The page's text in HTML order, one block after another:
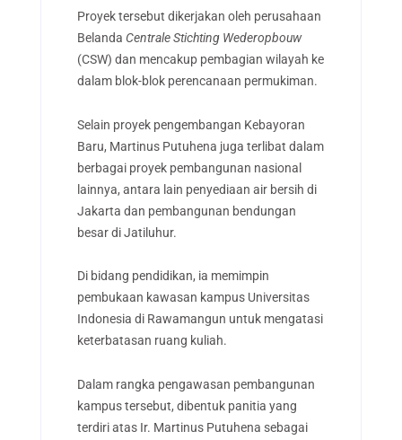
Proyek tersebut dikerjakan oleh perusahaan
Belanda Centrale Stichting Wederopbouw
(CSW) dan mencakup pembagian wilayah ke
dalam blok-blok perencanaan permukiman.
Selain proyek pengembangan Kebayoran
Baru, Martinus Putuhena juga terlibat dalam
berbagai proyek pembangunan nasional
lainnya, antara lain penyediaan air bersih di
Jakarta dan pembangunan bendungan
besar di Jatiluhur.
Di bidang pendidikan, ia memimpin
pembukaan kawasan kampus Universitas
Indonesia di Rawamangun untuk mengatasi
keterbatasan ruang kuliah.
Dalam rangka pengawasan pembangunan
kampus tersebut, dibentuk panitia yang
terdiri atas Ir. Martinus Putuhena sebagai